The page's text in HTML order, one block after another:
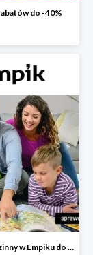
do -40%
Festiwal Rodzinny w Empiku do -40%